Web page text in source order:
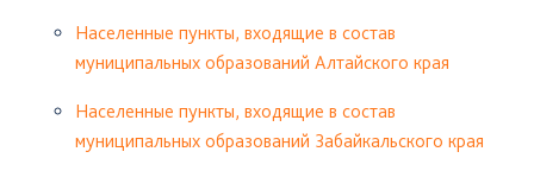
Населенные пункты, входящие в состав
муниципальных образований Алтайского края
Населенные пункты, входящие в состав
муниципальных образований Забайкальского края